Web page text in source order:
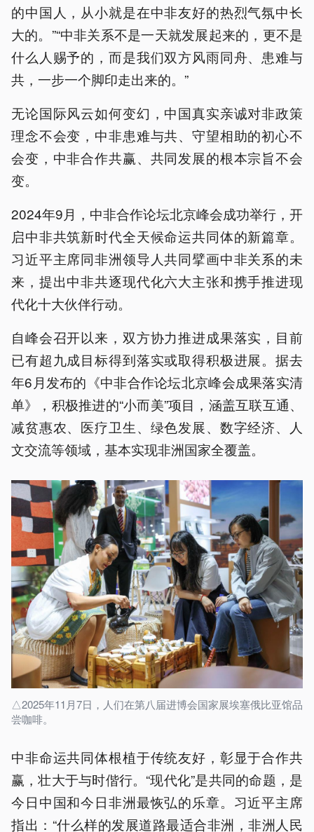
的中国人，从小就是在中非友好的热烈气氛中长
大的。”“中非关系不是一天就发展起来的，更不是
什么人赐予的，而是我们双方风雨同舟、患难与
共，一步一个脚印走出来的。”
无论国际风云如何变幻，中国真实亲诚对非政策
理念不会变，中非患难与共、守望相助的初心不
会变，中非合作共赢、共同发展的根本宗旨不会
变。
2024年9月，中非合作论坛北京峰会成功举行，开
启中非共筑新时代全天候命运共同体的新篇章。
习近平主席同非洲领导人共同擘画中非关系的未
来，提出中非共逐现代化六大主张和携手推进现
代化十大伙伴行动。
自峰会召开以来，双方协力推进成果落实，目前
已有超九成目标得到落实或取得积极进展。据去
年6月发布的《中非合作论坛北京峰会成果落实清
单》，积极推进的“小而美”项目，涵盖互联互通、
减贫惠农、医疗卫生、绿色发展、数字经济、人
文交流等领域，基本实现非洲国家全覆盖。
△2025年11月7日，人们在第八届进博会国家展埃塞俄比亚馆品
尝咖啡。
中非命运共同体根植于传统友好，彰显于合作共
赢，壮大于与时偕行。“现代化”是共同的命题，是
今日中国和今日非洲最恢弘的乐章。习近平主席
指出：“什么样的发展道路最适合非洲，非洲人民